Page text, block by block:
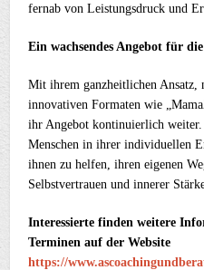
fernab von Leistungsdruck und
Ein wachsendes Angebot für
Mit ihrem ganzheitlichen Ansatz,
innovativen Formaten wie
ihr Angebot kontinuierlich
Menschen in ihrer individuellen
ihnen zu helfen, ihren eigenen
Selbstvertrauen und innerer
Interessierte finden weitere
Terminen auf der Website
https://